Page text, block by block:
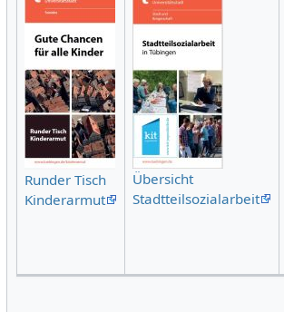
Runder Tisch
Kinderarmut
Übersicht
Stadtteilsozialarbeit